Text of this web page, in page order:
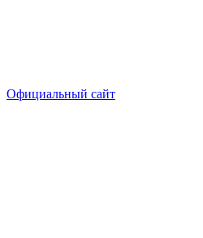
Официальный сайт